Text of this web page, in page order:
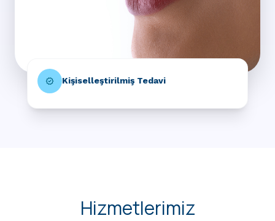
verified Kişiselleştirilmiş Tedavi
Hizmetlerimiz